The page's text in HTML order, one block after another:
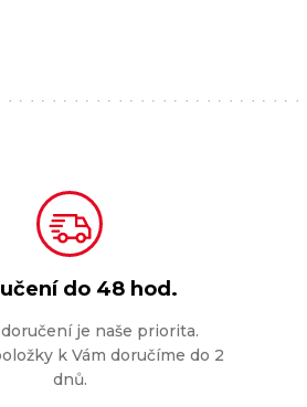
do 48 hod.
je naše priorita.
k Vám doručíme do 2
dnů.